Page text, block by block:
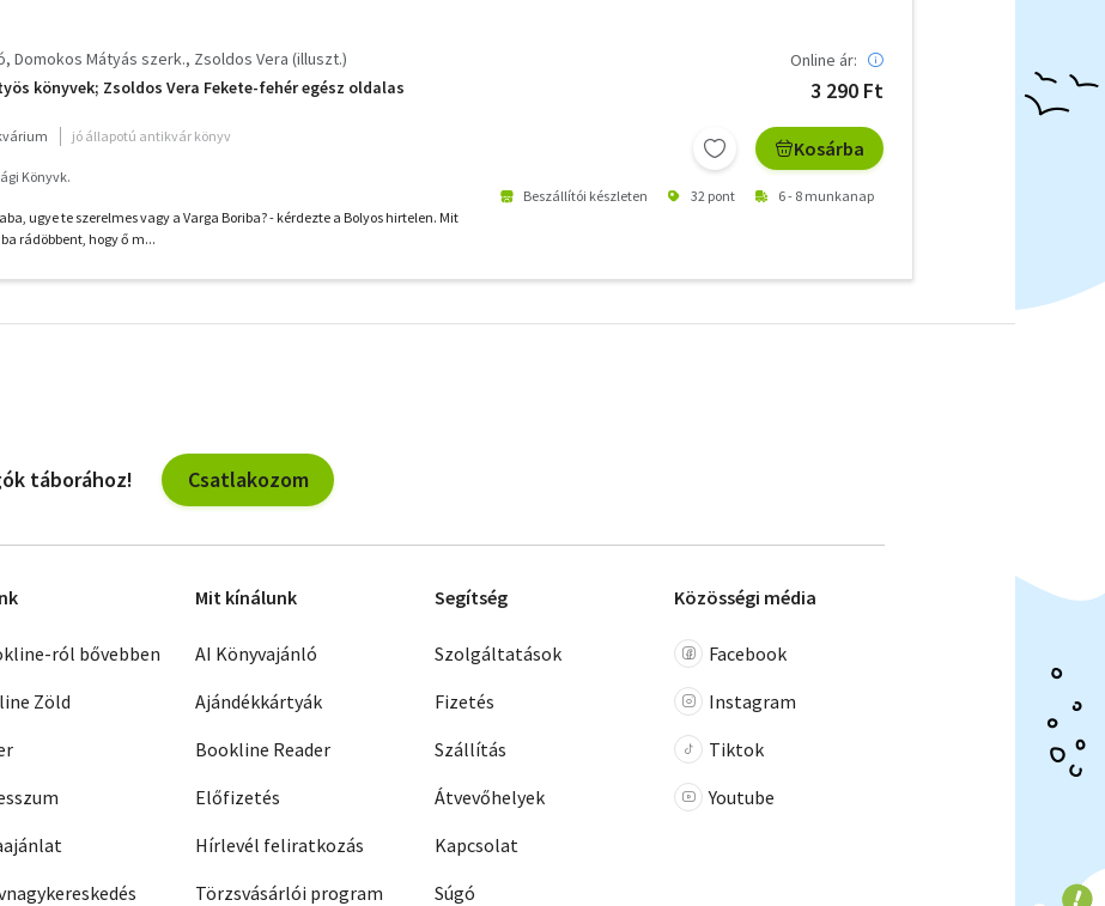
Domokos Mátyás szerk. Zsoldos Vera (illuszt.)
könyvek; Zsoldos Vera Fekete-fehér egész oldalas
jó állapotú antikvár könyv
Könyvk.
ugye te szerelmes vagy a Varga Boriba? - kérdezte a Bolyos hirtelen. Mit
rádöbbent, hogy ő m...
Online ár:
3 290 Ft
Kosárba
Beszállítói készleten 32 pont 6 - 8 munkanap
szűrők
táborához! Csatlakozom
ról bővebben
Zöld
Mit kínálunk
AI Könyvajánló
Ajándékkártyák
Bookline Reader
Előfizetés
Hírlevél feliratkozás
Törzsvásárlói program
Segítség
Szolgáltatások
Fizetés
Szállítás
Átvevőhelyek
Kapcsolat
Súgó
Közösségi média
Facebook
Instagram
Tiktok
Youtube